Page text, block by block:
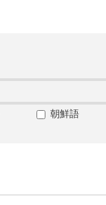
朝鮮語